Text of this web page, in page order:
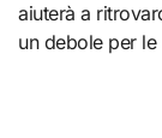
aiuterà a
un debole per le